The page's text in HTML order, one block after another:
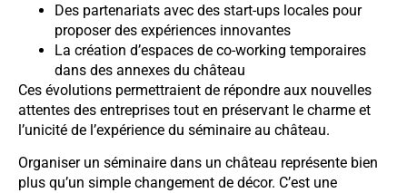
Des partenariats avec des start-ups locales pour
proposer des expériences innovantes
La création d’espaces de co-working temporaires
dans des annexes du château
Ces évolutions permettraient de répondre aux nouvelles
attentes des entreprises tout en préservant le charme et
l’unicité de l’expérience du séminaire au château.
Organiser un séminaire dans un château représente bien
plus qu’un simple changement de décor. C’est une